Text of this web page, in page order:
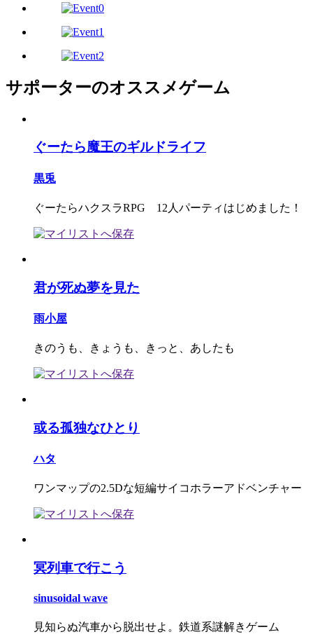
サポーターのオススメゲーム
ぐーたら魔王のギルドライフ
黒兎
ぐーたらハクスラRPG 12人パーティはじめました！
君が死ぬ夢を見た
雨小屋
きのうも、きょうも、きっと、あしたも
或る孤独なひとり
ハタ
ワンマップの2.5Dな短編サイコホラーアドベンチャー
冥列車で行こう
sinusoidal wave
見知らぬ汽車から脱出せよ。鉄道系謎解きゲーム